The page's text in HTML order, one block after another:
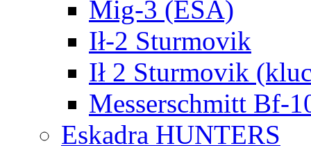
Mig-3 (ESA)
Ił-2 Sturmovik
Ił 2 Sturmovik
Messerschmitt Bf-
Eskadra HUNTERS